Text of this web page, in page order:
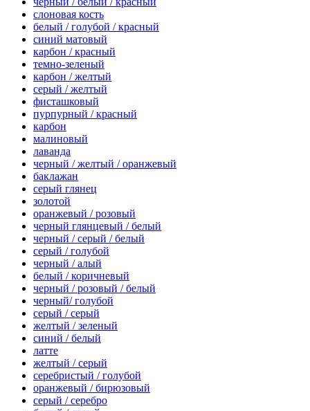
слоновая кость
белый / голубой / красный
синий матовый
карбон / красный
темно-зеленый
карбон / желтый
серый / желтый
фисташковый
пурпурный / красный
карбон
малиновый
лаванда
черный / желтый / оранжевый
баклажан
серый глянец
золотой
оранжевый / розовый
черный глянцевый / белый
черный / серый / белый
серый / голубой
черный / алый
белый / коричневый
черный / розовый / белый
черный/ голубой
серый / серый
желтый / зеленый
синий / белый
латте
желтый / серый
серебристый / голубой
оранжевый / бирюзовый
серый / серебро